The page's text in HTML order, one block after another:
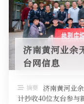
黄河新闻
行业新闻
图文教程
视频资料
HAM技巧
软件
车载类别
摩托车
编号申请
黄河直播
编号查询
济南黄河业余
台网信息
摘要 济南黄河业
计抄收40位友台参与